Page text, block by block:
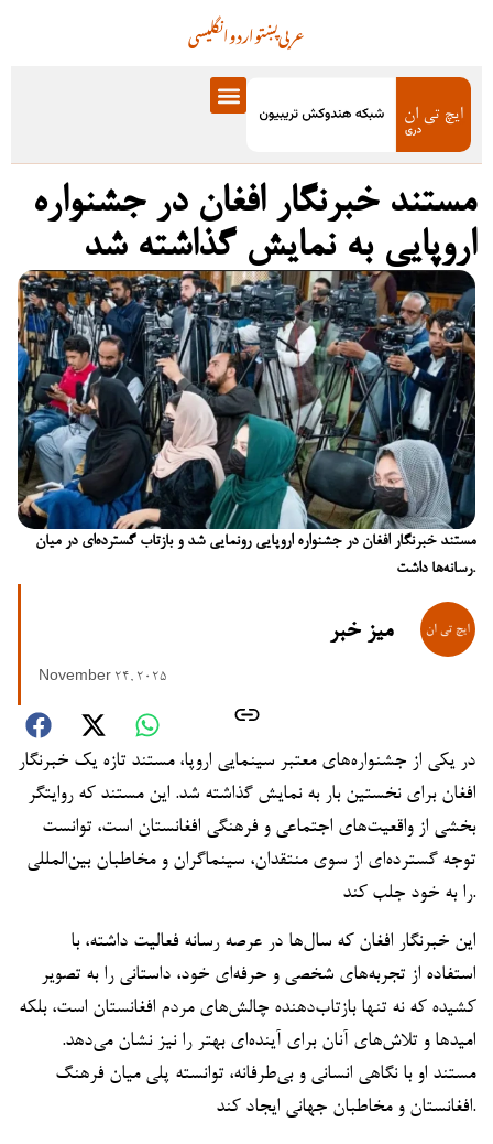
انگلیسیاردوپښتوعربی
مستند خبرنگار افغان در جشنواره
اروپایی به نمایش گذاشته شد
مستند خبرنگار افغان در جشنواره اروپایی رونمایی شد و بازتاب گسترده‌ای در میان
رسانه‌ها داشت.
میز خبر
November 24, 2025
در یکی از جشنواره‌های معتبر سینمایی اروپا، مستند تازه یک خبرنگار
افغان برای نخستین بار به نمایش گذاشته شد. این مستند که روایتگر
بخشی از واقعیت‌های اجتماعی و فرهنگی افغانستان است، توانست
توجه گسترده‌ای از سوی منتقدان، سینماگران و مخاطبان بین‌المللی
را به خود جلب کند.
این خبرنگار افغان که سال‌ها در عرصه رسانه فعالیت داشته، با
استفاده از تجربه‌های شخصی و حرفه‌ای خود، داستانی را به تصویر
کشیده که نه تنها بازتاب‌دهنده چالش‌های مردم افغانستان است، بلکه
امیدها و تلاش‌های آنان برای آینده‌ای بهتر را نیز نشان می‌دهد.
مستند او با نگاهی انسانی و بی‌طرفانه، توانسته پلی میان فرهنگ
افغانستان و مخاطبان جهانی ایجاد کند.